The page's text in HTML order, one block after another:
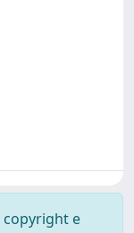
copyright e